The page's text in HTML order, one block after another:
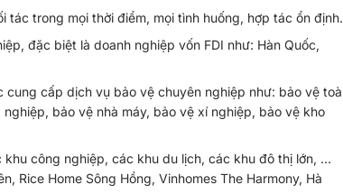
trong mọi thời điểm, mọi tình huống, hợp tác ổn định.
đặc biệt là doanh nghiệp vốn FDI như: Hàn Quốc,
cấp dịch vụ bảo vệ chuyên nghiệp như: bảo vệ toà
bảo vệ nhà máy, bảo vệ xí nghiệp, bảo vệ kho
khu công nghiệp, các khu du lịch, các khu đô thị lớn, …
Rice Home Sông Hồng, Vinhomes The Harmony, Hà